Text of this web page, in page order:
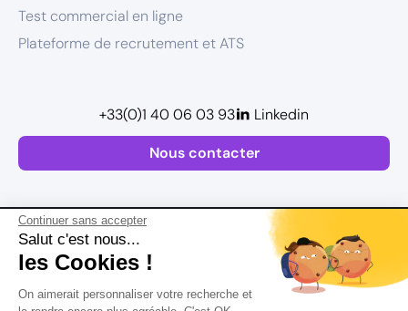
Continuer sans accepter
Salut c'est nous...
les Cookies !
On aimerait personnaliser votre recherche et
Test commercial en ligne
Plateforme de recrutement et ATS
Nous contacter
+33(0)1 40 06 03 93 Linkedin
Plan de site